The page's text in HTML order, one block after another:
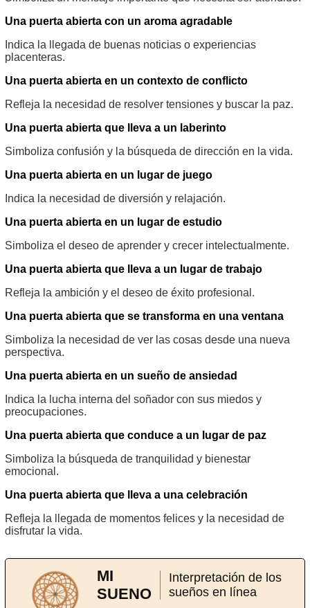
Una puerta abierta con un aroma agradable
Indica la llegada de buenas noticias o experiencias
placenteras.
Una puerta abierta en un contexto de conflicto
Refleja la necesidad de resolver tensiones y buscar la paz.
Una puerta abierta que lleva a un laberinto
Simboliza confusión y la búsqueda de dirección en la vida.
Una puerta abierta en un lugar de juego
Indica la necesidad de diversión y relajación.
Una puerta abierta en un lugar de estudio
Simboliza el deseo de aprender y crecer intelectualmente.
Una puerta abierta que lleva a un lugar de trabajo
Refleja la ambición y el deseo de éxito profesional.
Una puerta abierta que se transforma en una ventana
Simboliza la necesidad de ver las cosas desde una nueva
perspectiva.
Una puerta abierta en un sueño de ansiedad
Indica la lucha interna del soñador con sus miedos y
preocupaciones.
Una puerta abierta que conduce a un lugar de paz
Simboliza la búsqueda de tranquilidad y bienestar
emocional.
Una puerta abierta que lleva a una celebración
Refleja la llegada de momentos felices y la necesidad de
disfrutar la vida.
MI
SUENO
Interpretación de los
sueños en línea